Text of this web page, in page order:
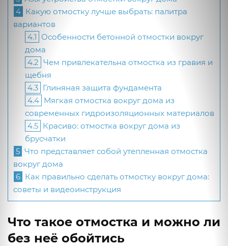
4 Какую отмостку лучше выбрать: палитра
вариантов
4.1 Особенности бетонной отмостки вокруг
дома
4.2 Чем привлекательна отмостка из гравия и
щебня
4.3 Глиняная защита фундамента
4.4 Мягкая отмостка вокруг дома из
современных гидроизоляционных материалов
4.5 Красиво: отмостка вокруг дома из
брусчатки
5 Что представляет собой утепленная отмостка
вокруг дома
6 Как правильно сделать отмостку вокруг дома:
советы и видеоинструкция
Что такое отмостка и можно ли
без неё обойтись